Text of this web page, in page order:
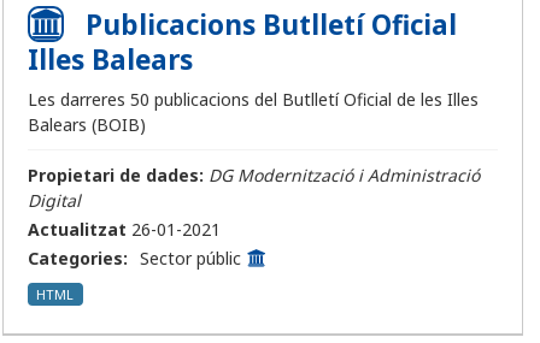
Publicacions Butlletí Oficial
Illes Balears
Les darreres 50 publicacions del Butlletí Oficial de les Illes
Balears (BOIB)
Propietari de dades: DG Modernització i Administració
Digital
Actualitzat 26-01-2021
Categories: Sector públic
HTML